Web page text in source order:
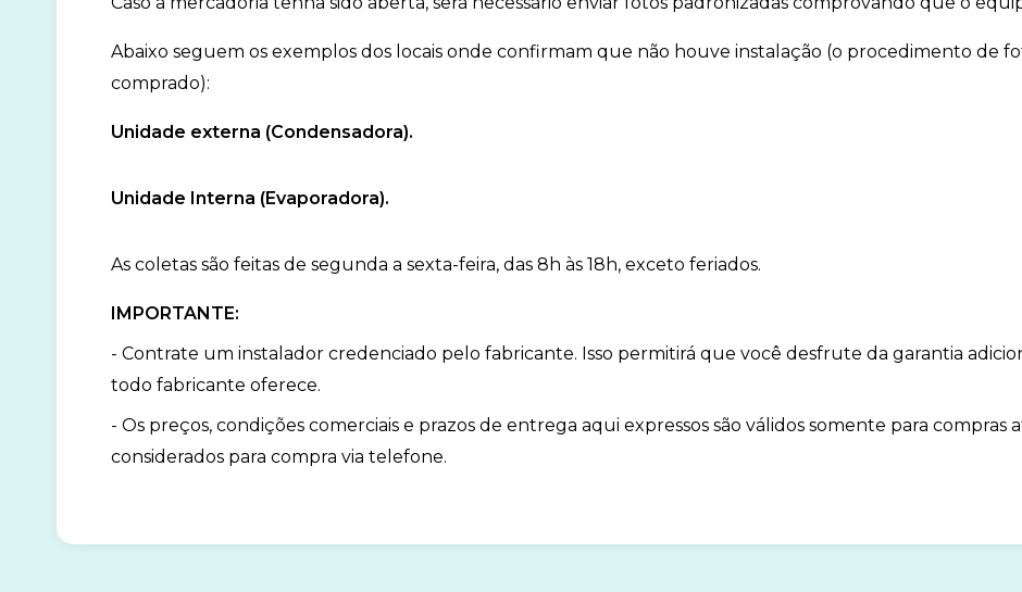
Abaixo seguem os exemplos dos locais onde confirmam que não houve instalação (o procedimento de
comprado):
Unidade externa (Condensadora).
Unidade Interna (Evaporadora).
As coletas são feitas de segunda a sexta-feira, das 8h às 18h, exceto feriados.
IMPORTANTE:
- Contrate um instalador credenciado pelo fabricante. Isso permitirá que você desfrute da garantia
todo fabricante oferece.
- Os preços, condições comerciais e prazos de entrega aqui expressos são válidos somente para compras
considerados para compra via telefone.